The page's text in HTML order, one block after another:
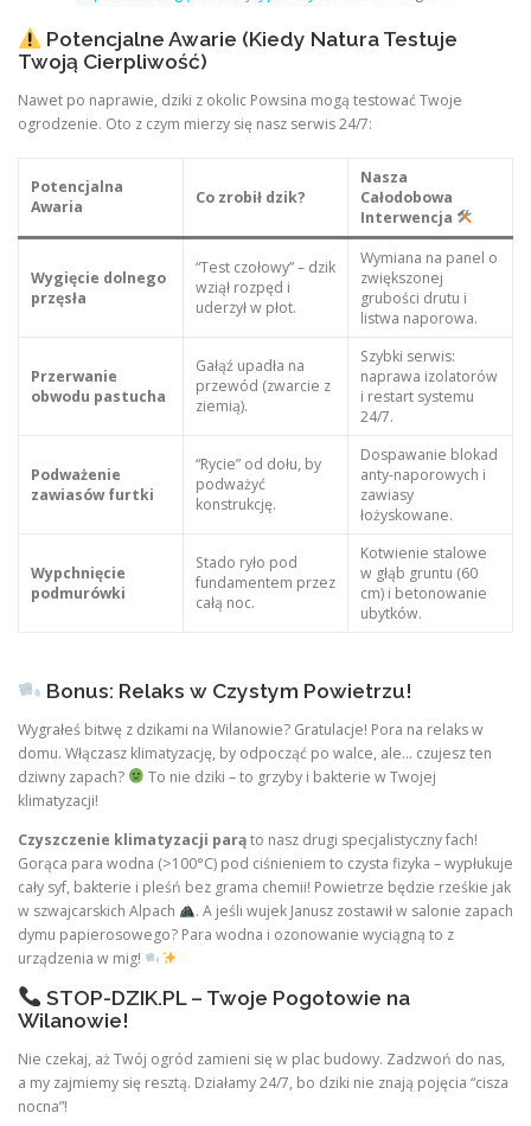
Potencjalne Awarie (Kiedy Natura Testuje
Twoją Cierpliwość)
Nawet po naprawie, dziki z okolic Powsina mogą testować Twoje
ogrodzenie. Oto z czym mierzy się nasz serwis 24/7:
Potencjalna
Awaria
Co zrobił dzik?
Nasza
Całodobowa
Interwencja
Wygięcie dolnego
przęsła
“Test czołowy” – dzik
wziął rozpęd i
uderzył w płot.
Wymiana na panel o
zwiększonej
grubości drutu i
listwa naporowa.
Przerwanie
obwodu pastucha
Gałąź upadła na
przewód (zwarcie z
ziemią).
Szybki serwis:
naprawa izolatorów
i restart systemu
24/7.
Podważenie
zawiasów furtki
“Rycie” od dołu, by
podważyć
konstrukcję.
Dospawanie blokad
anty-naporowych i
zawiasy
łożyskowane.
Wypchnięcie
podmurówki
Stado ryło pod
fundamentem przez
całą noc.
Kotwienie stalowe
w głąb gruntu (60
cm) i betonowanie
ubytków.
Bonus: Relaks w Czystym Powietrzu!
Wygrałeś bitwę z dzikami na Wilanowie? Gratulacje! Pora na relaks w
domu. Włączasz klimatyzację, by odpocząć po walce, ale… czujesz ten
dziwny zapach?
To nie dziki – to grzyby i bakterie w Twojej
klimatyzacji!
Czyszczenie klimatyzacji parąto nasz drugi specjalistyczny fach!
Gorąca para wodna (>100°C) pod ciśnieniem to czysta fizyka – wypłukuje
cały syf, bakterie i pleśń bez grama chemii! Powietrze będzie rześkie jak
w szwajcarskich Alpach
. A jeśli wujek Janusz zostawił w salonie zapach
dymu papierosowego? Para wodna i ozonowanie wyciągną to z
urządzenia w mig!
STOP-DZIK.PL – Twoje Pogotowie na
Wilanowie!
Nie czekaj, aż Twój ogród zamieni się w plac budowy. Zadzwoń do nas,
a my zajmiemy się resztą. Działamy 24/7, bo dziki nie znają pojęcia “cisza
nocna”!